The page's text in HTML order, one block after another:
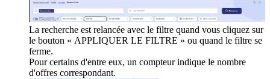
La recherche est relancée avec le filtre quand vous cliquez sur
le bouton « APPLIQUER LE FILTRE » ou quand le filtre se
ferme.
Pour certains d'entre eux, un compteur indique le nombre
d'offres correspondant.